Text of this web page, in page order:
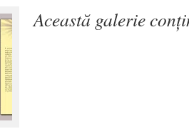
Această galerie